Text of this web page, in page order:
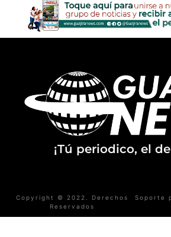
¡Tú periodico, el
Copyright © 2022. Derechos
Reservados
Soporte